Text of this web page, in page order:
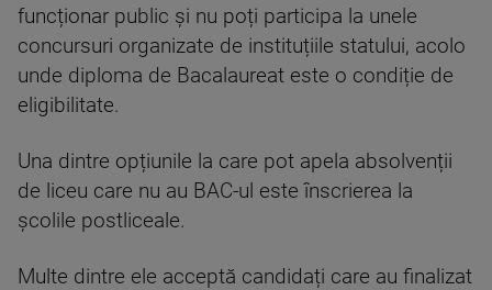
funcționar public și nu poți participa la unele
concursuri organizate de instituțiile statului, acolo
unde diploma de Bacalaureat este o condiție de
eligibilitate.
Una dintre opțiunile la care pot apela absolvenții
de liceu care nu au BAC-ul este înscrierea la
școlile postliceale.
Multe dintre ele acceptă candidați care au finalizat